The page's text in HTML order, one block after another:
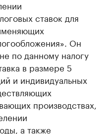
ставок для
Он
по данному налогу
в размере 5
и индивидуальных
производствах,
а также